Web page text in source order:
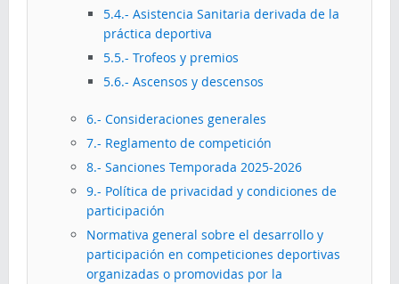
5.4.- Asistencia Sanitaria derivada de la
práctica deportiva
5.5.- Trofeos y premios
5.6.- Ascensos y descensos
6.- Consideraciones generales
7.- Reglamento de competición
8.- Sanciones Temporada 2025-2026
9.- Política de privacidad y condiciones de
participación
Normativa general sobre el desarrollo y
participación en competiciones deportivas
organizadas o promovidas por la